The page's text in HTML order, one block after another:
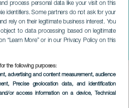
process personal data like your visit on this
identifiers. Some partners do not ask for your
rely on their legitimate business interest. You
to data processing based on legitimate
“Learn More” or in our Privacy Policy on this
the following purposes:
advertising and content measurement, audience
, Precise geolocation data, and identification
or access information on a device, Technical
Lindabridis